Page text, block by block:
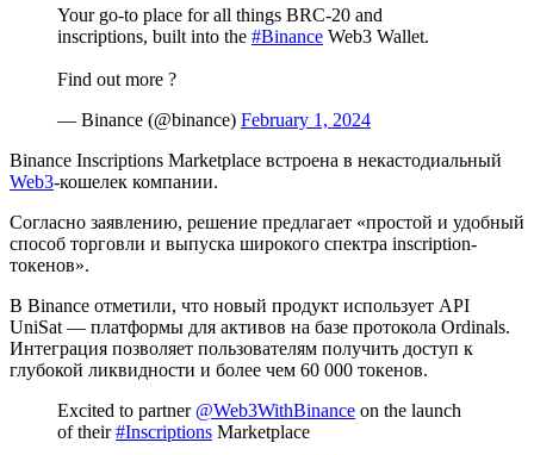
Your go-to place for all things BRC-20 and
inscriptions, built into the #Binance Web3 Wallet.
Find out more ?
— Binance (@binance) February 1, 2024
Binance Inscriptions Marketplace встроена в некастодиальный
Web3-кошелек компании.
Согласно заявлению, решение предлагает «простой и удобный
способ торговли и выпуска широкого спектра inscription-
токенов».
В Binance отметили, что новый продукт использует API
UniSat — платформы для активов на базе протокола Ordinals.
Интеграция позволяет пользователям получить доступ к
глубокой ликвидности и более чем 60 000 токенов.
Excited to partner @Web3WithBinance on the launch
of their#Inscriptions Marketplace